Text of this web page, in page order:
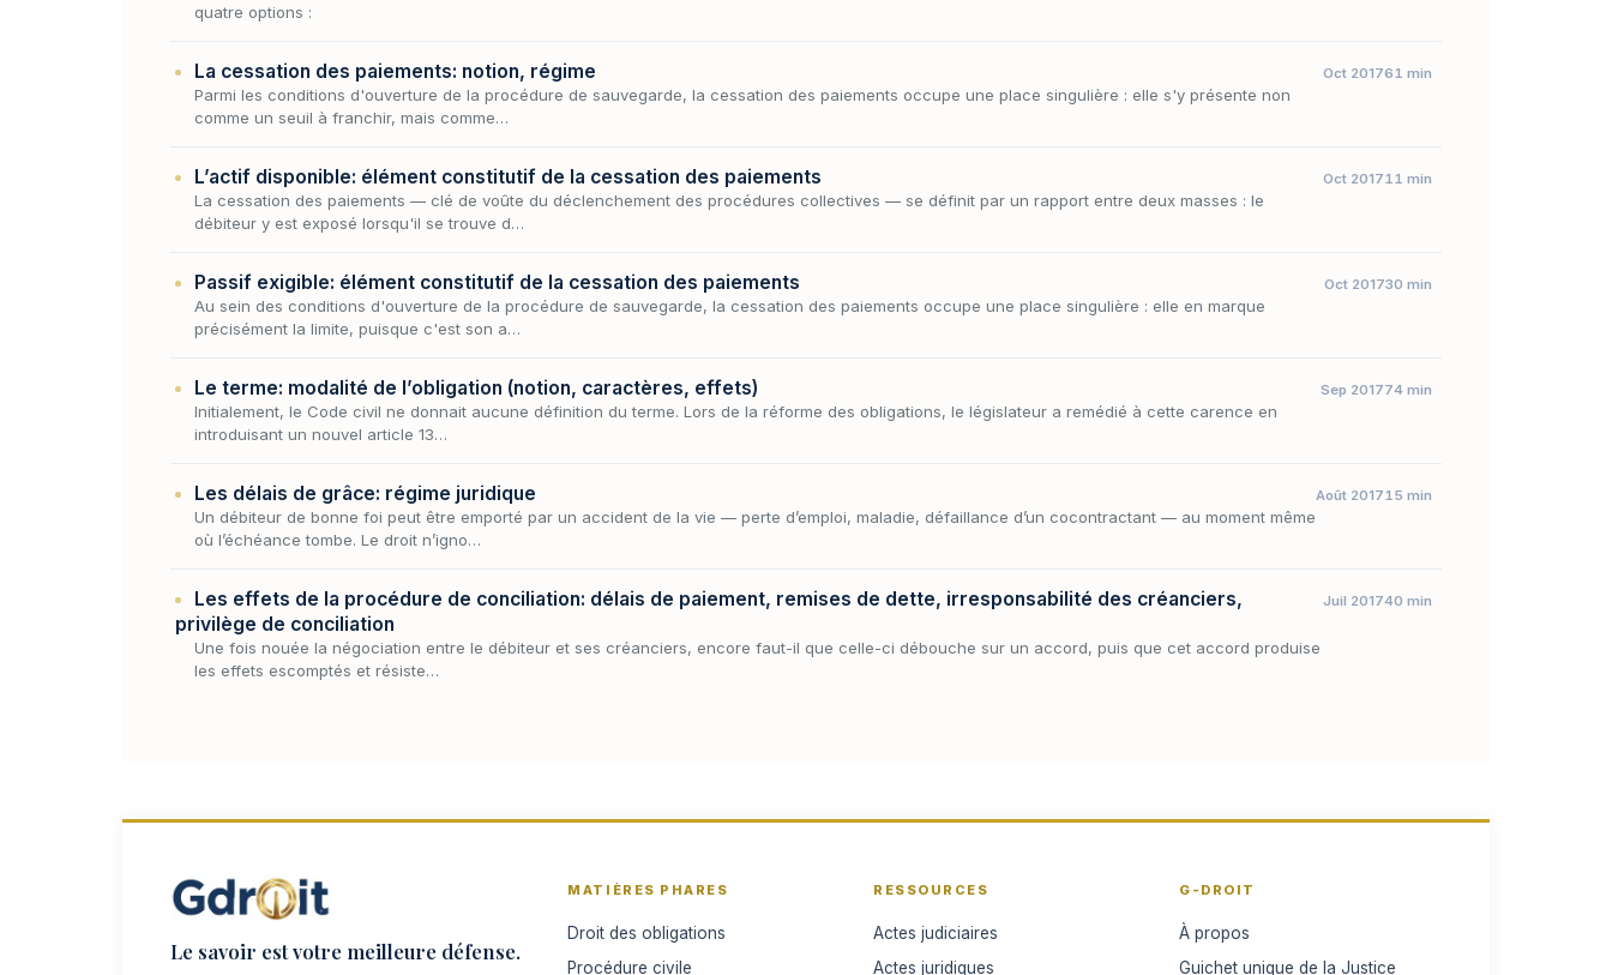
quatre options :
La cessation des paiements: notion, régime
Parmi les conditions d'ouverture de la procédure de sauvegarde, la cessation des paiements occupe une place singulière : elle s'y présente non
comme un seuil à franchir, mais comme…
Oct 201761 min
L’actif disponible: élément constitutif de la cessation des paiements
La cessation des paiements — clé de voûte du déclenchement des procédures collectives — se définit par un rapport entre deux masses : le
débiteur y est exposé lorsqu'il se trouve d…
Oct 201711 min
Passif exigible: élément constitutif de la cessation des paiements
Au sein des conditions d'ouverture de la procédure de sauvegarde, la cessation des paiements occupe une place singulière : elle en marque
précisément la limite, puisque c'est son a…
Oct 201730 min
Le terme: modalité de l’obligation (notion, caractères, effets)
Initialement, le Code civil ne donnait aucune définition du terme. Lors de la réforme des obligations, le législateur a remédié à cette carence en
introduisant un nouvel article 13…
Sep 201774 min
Les délais de grâce: régime juridique
Un débiteur de bonne foi peut être emporté par un accident de la vie — perte d’emploi, maladie, défaillance d’un cocontractant — au moment même
où l’échéance tombe. Le droit n’igno…
Août 201715 min
Les effets de la procédure de conciliation: délais de paiement, remises de dette, irresponsabilité des créanciers,
privilège de conciliation
Une fois nouée la négociation entre le débiteur et ses créanciers, encore faut-il que celle-ci débouche sur un accord, puis que cet accord produise
les effets escomptés et résiste…
Juil 201740 min
Le savoir est votre meilleure défense.
MATIÈRES PHARES
Droit des obligations
Procédure civile
RESSOURCES
Actes judiciaires
Actes juridiques
G-DROIT
À propos
Guichet unique de la Justice